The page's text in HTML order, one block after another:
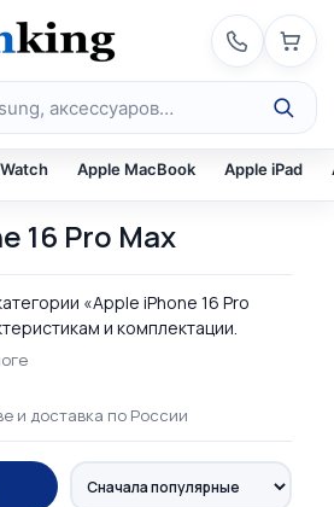
Apple MacBook Apple iPad
16 Pro Max
«Apple iPhone 16 Pro
и комплектации.
и доставка по России